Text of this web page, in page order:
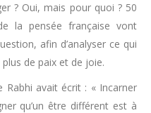
? Oui, mais pour quoi ? 50
la pensée française vont
afin d’analyser ce qui
de paix et de joie.
Rabhi avait écrit : « Incarner
qu’un être différent est à